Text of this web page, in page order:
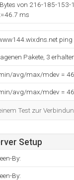
von 216-185-
ms
ping
Pakete, 3
avg/max/mdev =
avg/max/mdev =
Test zur
Setup
By:
By: